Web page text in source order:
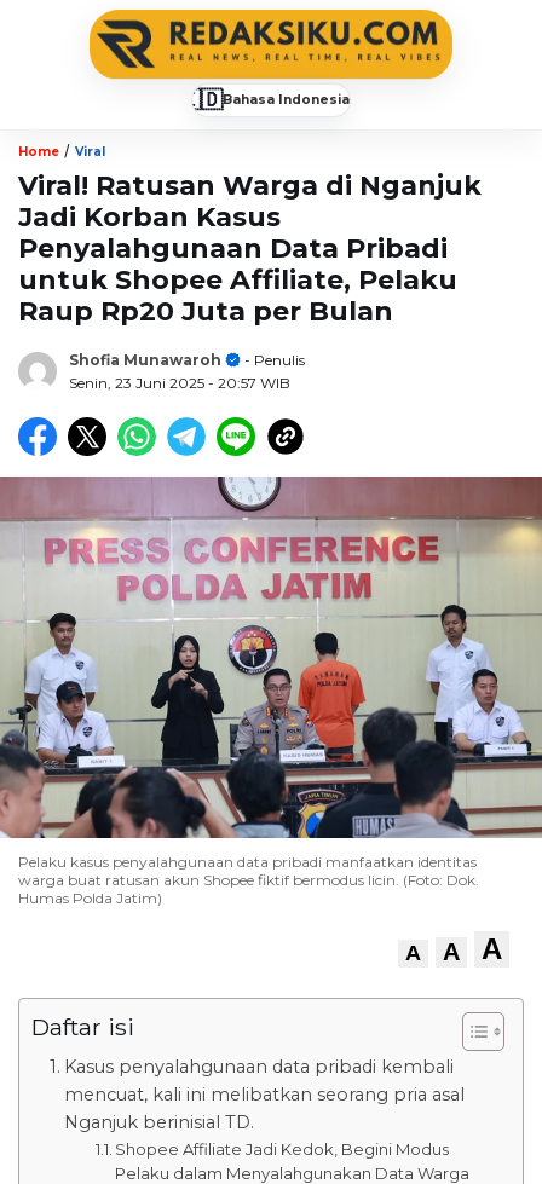
🇮🇩Bahasa Indonesia
Home / Viral
Viral! Ratusan Warga di Nganjuk
Jadi Korban Kasus
Penyalahgunaan Data Pribadi
untuk Shopee Affiliate, Pelaku
Raup Rp20 Juta per Bulan
Shofia Munawaroh
- Penulis
Senin, 23 Juni 2025 - 20:57 WIB
Pelaku kasus penyalahgunaan data pribadi manfaatkan identitas
warga buat ratusan akun Shopee fiktif bermodus licin. (Foto: Dok.
Humas Polda Jatim)
A A A
Daftar isi
Kasus penyalahgunaan data pribadi kembali
mencuat, kali ini melibatkan seorang pria asal
Nganjuk berinisial TD.
Shopee Affiliate Jadi Kedok, Begini Modus
Pelaku dalam Menyalahgunakan Data Warga